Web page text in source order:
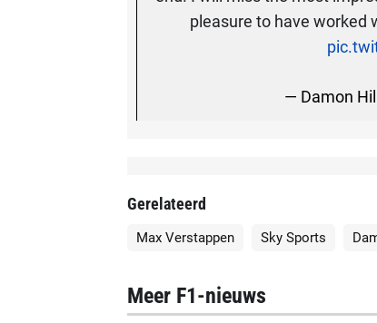
pleasure to have worked
— Damon
Gerelateerd
Max Verstappen Sky Sports
Meer F1-nieuws